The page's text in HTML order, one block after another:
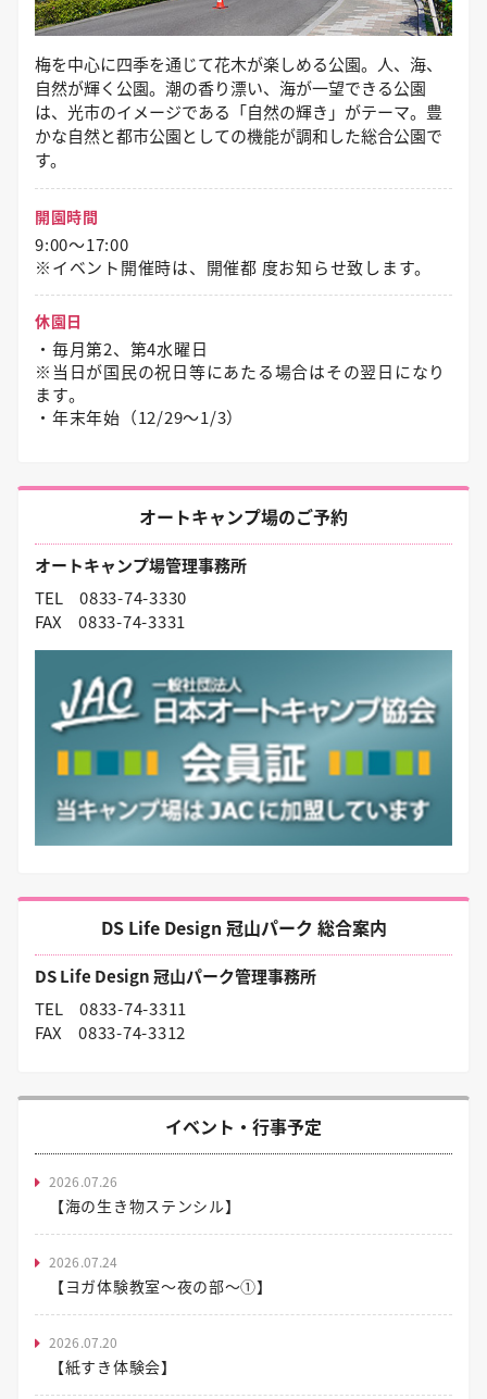
梅を中心に四季を通じて花木が楽しめる公園。人、海、
自然が輝く公園。潮の香り漂い、海が一望できる公園
は、光市のイメージである「自然の輝き」がテーマ。豊
かな自然と都市公園としての機能が調和した総合公園で
す。
開園時間
9:00～17:00
※イベント開催時は、開催都 度お知らせ致します。
休園日
・毎月第2、第4水曜日
※当日が国民の祝日等にあたる場合はその翌日になり
ます。
・年末年始（12/29〜1/3）
オートキャンプ場のご予約
オートキャンプ場管理事務所
TEL 0833-74-3330
FAX 0833-74-3331
DS Life Design 冠山パーク 総合案内
DS Life Design 冠山パーク管理事務所
TEL 0833-74-3311
FAX 0833-74-3312
イベント・行事予定
2026.07.26
【海の生き物ステンシル】
2026.07.24
【ヨガ体験教室～夜の部～①】
2026.07.20
【紙すき体験会】